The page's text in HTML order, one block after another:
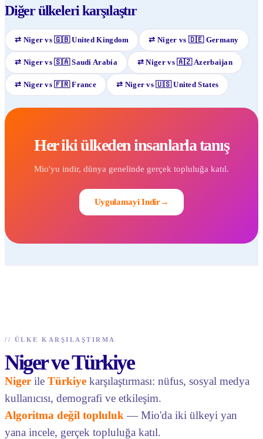
Diğer ülkeleri karşılaştır
⇄ Niger vs🇬🇧 United Kingdom ⇄Niger vs 🇩🇪 Germany
⇄ Niger vs🇸🇦 Saudi Arabia ⇄Nigervs🇦🇿 Azerbaijan
⇄ Niger vs🇫🇷 France ⇄ Niger vs🇺🇸 United States
Her iki ülkeden insanlarla tanış
Mio'yu indir, dünya genelinde gerçek topluluğa katıl.
Uygulamayi Indir→
// ÜLKE KARŞILAŞTIRMA
Niger ve Türkiye
Niger ile Türkiye karşılaştırması: nüfus, sosyal medya
kullanıcısı, demografi ve etkileşim.
Algoritma değil topluluk — Mio'da iki ülkeyi yan
yana incele, gerçek topluluğa katıl.